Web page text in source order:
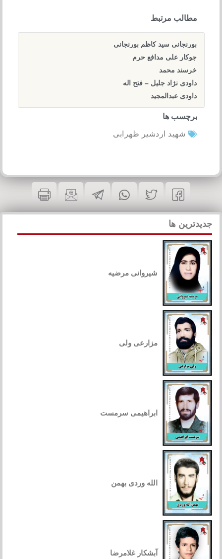
مطالب مرتبط
بورنجانی سید کاظم بورنجانی
جوکار علی مدافع حرم
خرسند محمد
داودی نژاد جلیل – فتح اله
داودی عبدالمجید
برچسب ها
شهید اردشیر ظهرابی
جدیدترین ها
شیروانی مرضیه
مزارعی ولی
ابراهیمی سرمست
الله وردی بهمن
آبشکار غلامرضا